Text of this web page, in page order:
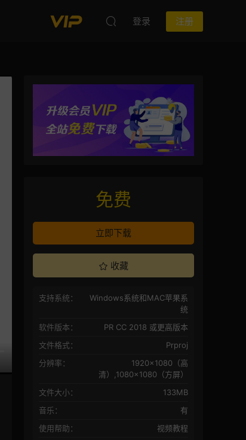
登录 注册
免费
立即下载
收藏
支持系统：
Windows系统和MAC苹果系
统
软件版本：
PR CC 2018 或更高版本
文件格式：
Prproj
分辨率：
1920×1080（高
清）,1080×1080（方屏）
文件大小：
133MB
音乐：
有
使用帮助：
视频教程